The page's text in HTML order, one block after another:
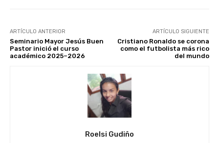
ARTÍCULO ANTERIOR
Seminario Mayor Jesús Buen
Pastor inició el curso
académico 2025–2026
ARTÍCULO SIGUIENTE
Cristiano Ronaldo se corona
como el futbolista más rico
del mundo
Roelsi Gudiño